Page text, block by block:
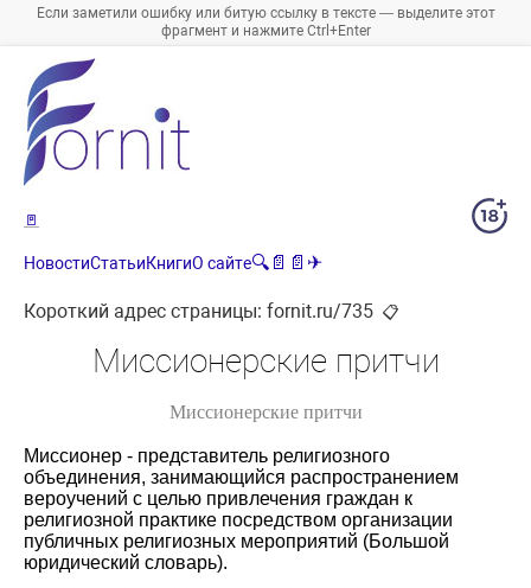
Если заметили ошибку или битую ссылку в тексте — выделите этот
фрагмент и нажмите Ctrl+Enter
🚪
НовостиСтатьиКнигиО сайте🔍 📄 📄 ✈
Короткий адрес страницы: fornit.ru/735 📋
Миссионерские притчи
Миссионерские притчи
Миссионер - представитель религиозного
объединения, занимающийся распространением
вероучений с целью привлечения граждан к
религиозной практике посредством организации
публичных религиозных мероприятий (Большой
юридический словарь).